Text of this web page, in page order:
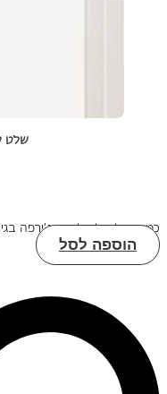
שלט
כמות של שלט לחדר ג'ירפה
הוספה לסל